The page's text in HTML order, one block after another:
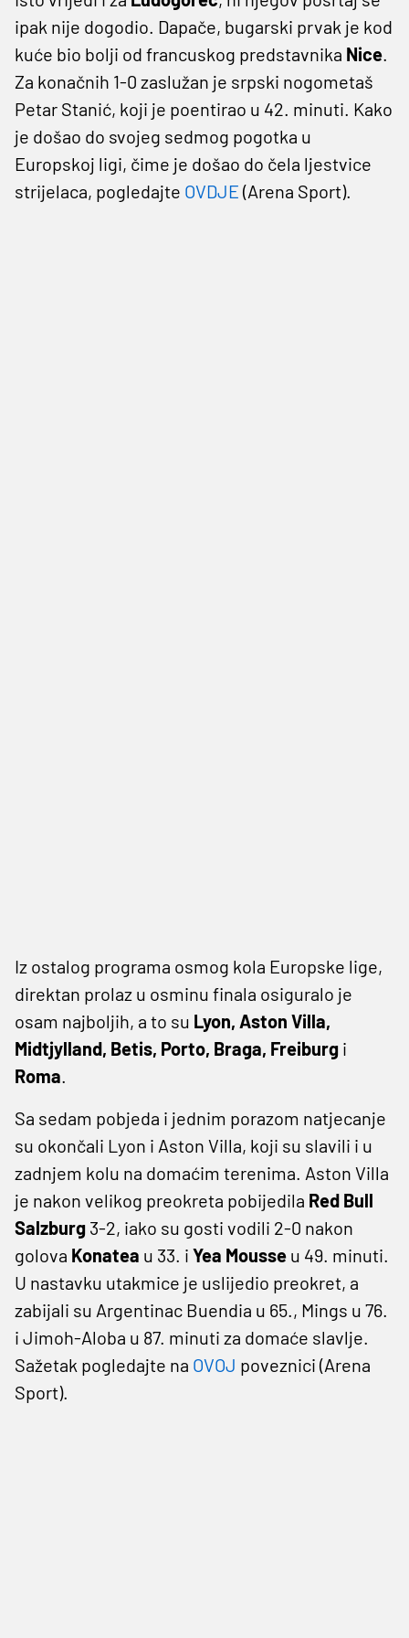
ipak nije dogodio. Dapače, bugarski prvak je kod
kuće bio bolji od francuskog predstavnika Nice.
Za konačnih 1-0 zaslužan je srpski nogometaš
Petar Stanić, koji je poentirao u 42. minuti. Kako
je došao do svojeg sedmog pogotka u
Europskoj ligi, čime je došao do čela ljestvice
strijelaca, pogledajte OVDJE (Arena Sport).
Iz ostalog programa osmog kola Europske lige,
direktan prolaz u osminu finala osiguralo je
osam najboljih, a to su Lyon, Aston Villa,
Midtjylland, Betis, Porto, Braga, Freiburg i
Roma.
Sa sedam pobjeda i jednim porazom natjecanje
su okončali Lyon i Aston Villa, koji su slavili i u
zadnjem kolu na domaćim terenima. Aston Villa
je nakon velikog preokreta pobijedila Red Bull
Salzburg 3-2, iako su gosti vodili 2-0 nakon
golova Konatea u 33. i Yea Mousse u 49. minuti.
U nastavku utakmice je uslijedio preokret, a
zabijali su Argentinac Buendia u 65., Mings u 76.
i Jimoh-Aloba u 87. minuti za domaće slavlje.
Sažetak pogledajte na OVOJ poveznici (Arena
Sport).